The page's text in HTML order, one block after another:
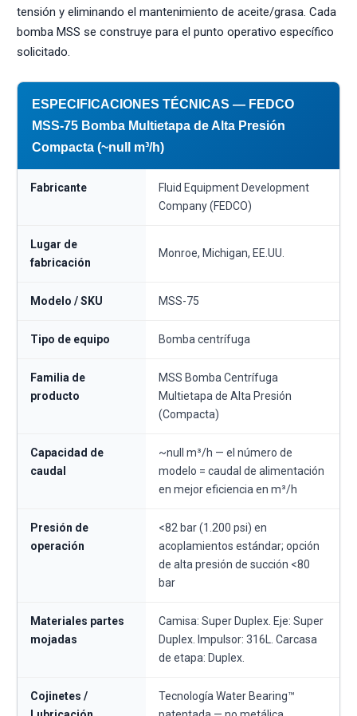
tensión y eliminando el mantenimiento de aceite/grasa. Cada
bomba MSS se construye para el punto operativo específico
solicitado.
ESPECIFICACIONES TÉCNICAS — FEDCO
MSS-75 Bomba Multietapa de Alta Presión
Compacta (~null m³/h)
Fabricante
Fluid Equipment Development
Company (FEDCO)
Lugar de
fabricación
Monroe, Michigan, EE.UU.
Modelo / SKU MSS-75
Tipo de equipo Bomba centrífuga
Familia de
producto
MSS Bomba Centrífuga
Multietapa de Alta Presión
(Compacta)
Capacidad de
caudal
~null m³/h — el número de
modelo = caudal de alimentación
en mejor eficiencia en m³/h
Presión de
operación
<82 bar (1.200 psi) en
acoplamientos estándar; opción
de alta presión de succión <80
bar
Materiales partes
mojadas
Camisa: Super Duplex. Eje: Super
Duplex. Impulsor: 316L. Carcasa
de etapa: Duplex.
Cojinetes /
Tecnología Water Bearing™